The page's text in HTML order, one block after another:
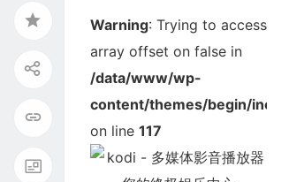
Warning: Trying to access
array offset on false in
/data/www/wp-
content/themes/begin/inc/
on line 117